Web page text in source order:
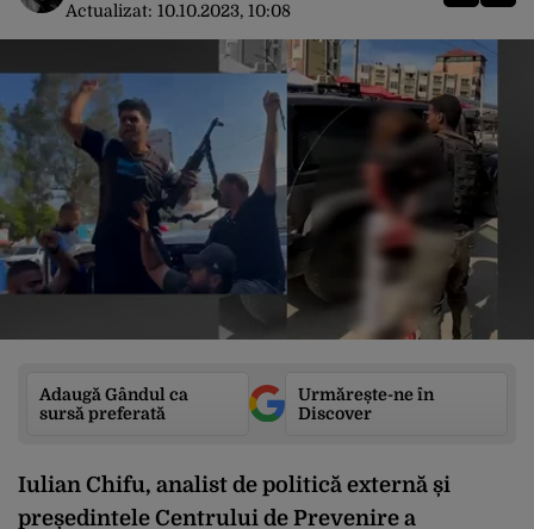
Actualizat: 10.10.2023, 10:08
Adaugă Gândul ca
sursă preferată
Urmărește-ne în
Discover
Iulian Chifu, analist de politică externă și
președintele Centrului de Prevenire a